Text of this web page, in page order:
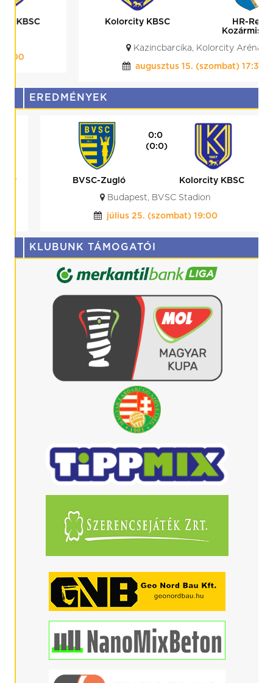
Kolorcity KBSC
Kazincbarcika, Kolorcity Aréna
augusztus 15. (szombat) 17:30
EREDMÉNYEK
(0:0)
BVSC-Zugló
Kolorcity KBSC
Budapest, BVSC Stadion
július 25. (szombat) 19:00
KLUBUNK TÁMOGATÓI